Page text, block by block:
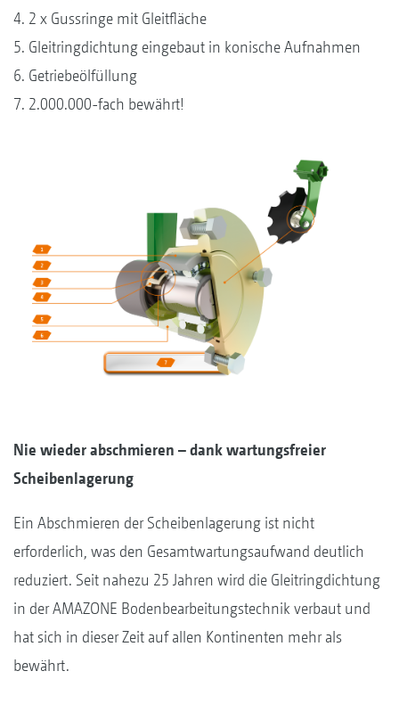
4. 2 x Gussringe mit Gleitfläche
5. Gleitringdichtung eingebaut in konische Aufnahmen
6. Getriebeölfüllung
7. 2.000.000-fach bewährt!
Nie wieder abschmieren – dank wartungsfreier
Scheibenlagerung
Ein Abschmieren der Scheibenlagerung ist nicht
erforderlich, was den Gesamtwartungsaufwand deutlich
reduziert. Seit nahezu 25 Jahren wird die Gleitringdichtung
in der AMAZONE Bodenbearbeitungstechnik verbaut und
hat sich in dieser Zeit auf allen Kontinenten mehr als
bewährt.